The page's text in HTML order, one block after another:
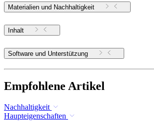
Materialien und Nachhaltigkeit
Inhalt
Software und Unterstützung
Empfohlene Artikel
Nachhaltigkeit
Haupteigenschaften